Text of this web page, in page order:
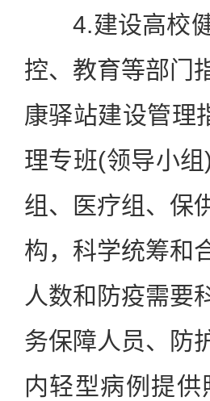
4.建设高校健
控、教育等部门
康驿站建设管理
理专班(领导小
组、医疗组、保
构，科学统筹和
人数和防疫需要
务保障人员、防
内轻型病例提